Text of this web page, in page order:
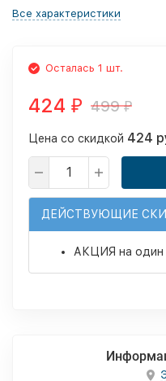
Все характеристики
Осталась 1 шт.
424 ₽ 499₽
Цена со скидкой 424
ДЕЙСТВУЮЩИЕ
АКЦИЯ на один